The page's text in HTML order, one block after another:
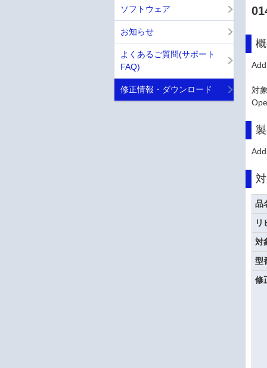
対
品
リ
対
型
修
ソフトウェア
お知らせ
よくあるご質問(サポート
FAQ)
修正情報・ダウンロード